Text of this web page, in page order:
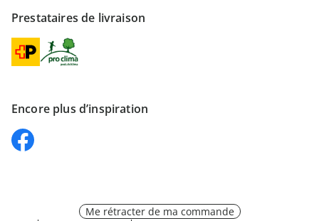
Prestataires de livraison
Encore plus d’inspiration
Me rétracter de ma commande